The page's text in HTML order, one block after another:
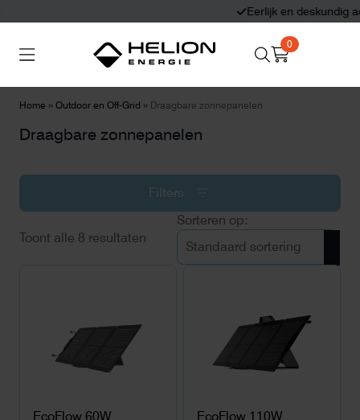
Eerlijk en deskundig advies
0
Home » Outdoor en Off-Grid » Draagbare zonnepanelen
Draagbare zonnepanelen
Filters
Toont alle 8 resultaten
EcoFlow 60W
EcoFlow 110W
Thuisbatterijen Zonnepanelen
Laadpalen
Aansluiten,